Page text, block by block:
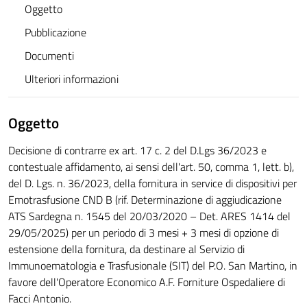
Oggetto
Pubblicazione
Documenti
Ulteriori informazioni
Oggetto
Decisione di contrarre ex art. 17 c. 2 del D.Lgs 36/2023 e
contestuale affidamento, ai sensi dell'art. 50, comma 1, lett. b),
del D. Lgs. n. 36/2023, della fornitura in service di dispositivi per
Emotrasfusione CND B (rif. Determinazione di aggiudicazione
ATS Sardegna n. 1545 del 20/03/2020 – Det. ARES 1414 del
29/05/2025) per un periodo di 3 mesi + 3 mesi di opzione di
estensione della fornitura, da destinare al Servizio di
Immunoematologia e Trasfusionale (SIT) del P.O. San Martino, in
favore dell'Operatore Economico A.F. Forniture Ospedaliere di
Facci Antonio.